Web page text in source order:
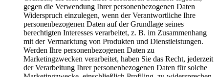
gegen die Verwendung Ihrer personenbezogenen Daten
Widerspruch einzulegen, wenn der Verantwortliche Ihre
personenbezogenen Daten auf der Grundlage seines
berechtigten Interesses verarbeitet, z. B. im Zusammenhang
mit der Vermarktung von Produkten und Dienstleistungen.
Werden Ihre personenbezogenen Daten zu
Marketingzwecken verarbeitet, haben Sie das Recht, jederzeit
der Verarbeitung Ihrer personenbezogenen Daten für solche